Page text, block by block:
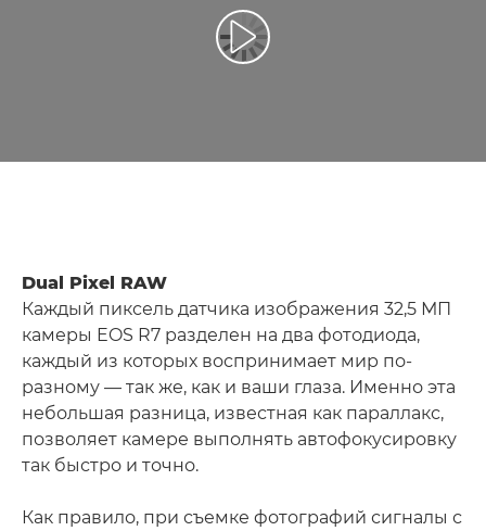
Воспроизведение видео
Dual Pixel RAW
Каждый пиксель датчика изображения 32,5 МП
камеры EOS R7 разделен на два фотодиода,
каждый из которых воспринимает мир по-
разному — так же, как и ваши глаза. Именно эта
небольшая разница, известная как параллакс,
позволяет камере выполнять автофокусировку
так быстро и точно.
Как правило, при съемке фотографий сигналы с